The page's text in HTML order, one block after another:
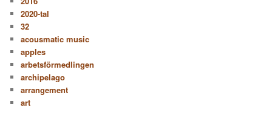
2020-tal
32
acousmatic music
apples
arbetsförmedlingen
archipelago
arrangement
art